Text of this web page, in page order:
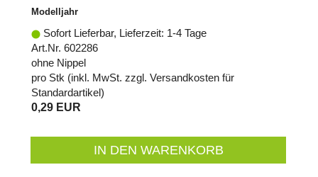
Modelljahr
Sofort Lieferbar, Lieferzeit: 1-4 Tage
Art.Nr. 602286
ohne Nippel
pro Stk (inkl. MwSt. zzgl. Versandkosten für
Standardartikel)
0,29 EUR
IN DEN WARENKORB